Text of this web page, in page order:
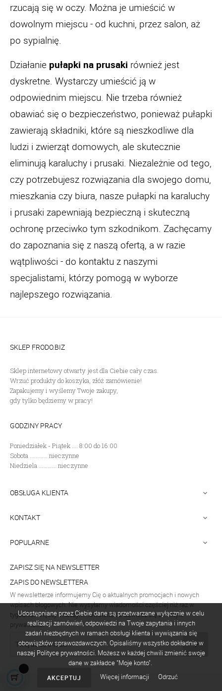
rzucają się w oczy. Można je umieścić w
dowolnym miejscu - od kuchni, przez salon, aż
po sypialnię.
Działanie pułapki na prusaki również jest
dyskretne. Wystarczy umieścić ją w
odpowiednim miejscu. Nie trzeba również
obawiać się o bezpieczeństwo, ponieważ pułapki
zawierają składniki, które są nieszkodliwe dla
ludzi i zwierząt domowych, ale skutecznie
eliminują karaluchy i prusaki. Niezależnie od tego,
czy potrzebujesz rozwiązania dla swojego domu,
mieszkania czy biura, nasze pułapki na karaluchy
i prusaki zapewniają bezpieczną i skuteczną
ochronę przeciwko tym szkodnikom. Zachęcamy
do zapoznania się z naszą ofertą, a w razie
wątpliwości - do kontaktu z naszymi
specjalistami, którzy pomogą w wyborze
najlepszego rozwiązania.
SKLEP FRODO.BIZ
Sklep internetowy otwarty jest dla Ciebie cały czas.
Wrzuć produkty do koszyka, złóż zamówienie!
Zapakujemy i wyślemy Twoje zakupy,
gdy tylko będziemy w pracy!
GODZINY PRACY
Poniedziałek - Piątek .... 8:00 do 16:00
Sobota ............ nieczynne
Niedziela ............ nieczynne
OBSŁUGA KLIENTA 
KONTAKT 
POPULARNE 
ZAPISZ SIĘ NA NEWSLETTER
ZAPIS DO NEWSLETTERA
W newsletterze informujemy Cię o aktualnych promocjach i nowych
wpisach blogowych. Nie wysyłamy wiadomości częściej niż raz w
tygodniu. Więcej o naszym newsletterze dowiesz się z Polityki
prywatności
Udostępniane przez Ciebie dane są przetwarzane wyłącznie w celu
realizacji zamówień, odpowiedzi na Twoje zapytania i innych
zadań niezbędnych w ramach obsługi klienta i wywiązania się
obowiązków sprawozdawczych. Opisaliśmy wszystko dokładnie w
naszej Polityce prywatności. Możesz w każdej chwili zmienić swoje
dane w zakładce "Moje konto".
AKCEPTUJ Więcej informacji Odrzuć